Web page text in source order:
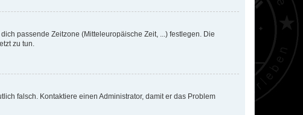
passende Zeitzone (Mitteleuropäische Zeit, ...) festlegen. Die
zu tun.
falsch. Kontaktiere einen Administrator, damit er das Problem